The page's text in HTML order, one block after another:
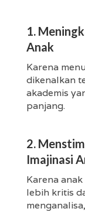
1.
Anak
Karena
dikenalkan
akademis
panjang.
2.
Imajinasi
Karena
lebih kritis